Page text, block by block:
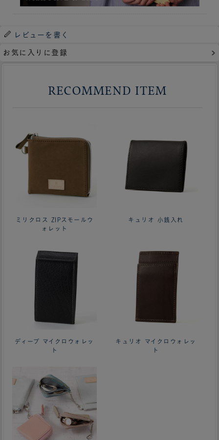
レビューを書く
お気に入りに登録
RECOMMEND ITEM
ミリクロス ZIPスモールウ
ォレット
キュリオ 小銭入れ
ディープ マイクロウォレッ
ト
キュリオ マイクロウォレッ
ト